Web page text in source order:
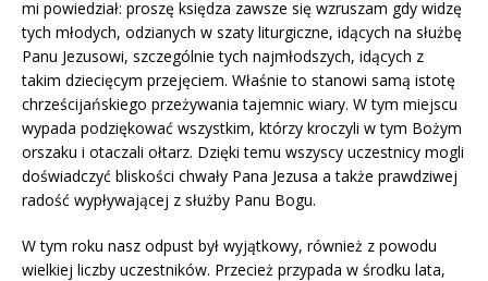
mi powiedział: proszę księdza zawsze się wzruszam gdy widzę
tych młodych, odzianych w szaty liturgiczne, idących na służbę
Panu Jezusowi, szczególnie tych najmłodszych, idących z
takim dziecięcym przejęciem. Właśnie to stanowi samą istotę
chrześcijańskiego przeżywania tajemnic wiary. W tym miejscu
wypada podziękować wszystkim, którzy kroczyli w tym Bożym
orszaku i otaczali ołtarz. Dzięki temu wszyscy uczestnicy mogli
doświadczyć bliskości chwały Pana Jezusa a także prawdziwej
radość wypływającej z służby Panu Bogu.
W tym roku nasz odpust był wyjątkowy, również z powodu
wielkiej liczby uczestników. Przecież przypada w środku lata,